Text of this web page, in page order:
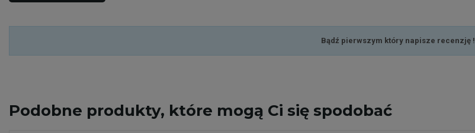
Bądź pierwszym który napisze recenzję !
Podobne produkty, które mogą Ci się spodobać